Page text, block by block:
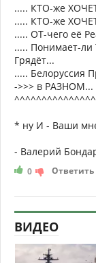
..... КТО-же
..... КТО-же
..... ОТ-чего её
..... Понимает-
Грядёт...
..... Белоруссия
->>> в РАЗНОМ...
* ну И - Ваши
- Валерий
0 Ответить
ВИДЕО